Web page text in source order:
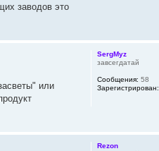
заводов это
или
SergMyz
завсегдатай
Сообщения: 58
Зарегистрирован:
Rezon